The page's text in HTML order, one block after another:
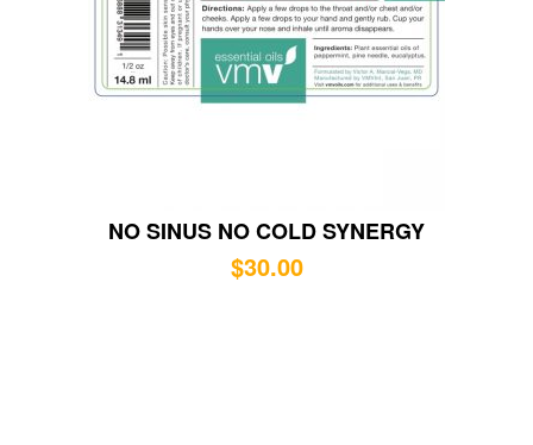
NO SINUS NO COLD SYNERGY
$30.00